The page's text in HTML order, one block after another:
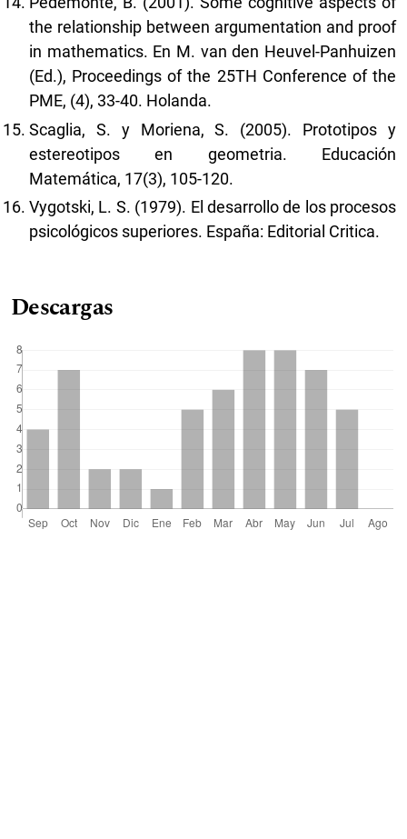
the relationship between argumentation and proof
in mathematics. En M. van den Heuvel-Panhuizen
(Ed.), Proceedings of the 25TH Conference of the
PME, (4), 33-40. Holanda.
Scaglia, S. y Moriena, S. (2005). Prototipos y
estereotipos en geometria. Educación
Matemática, 17(3), 105-120.
Vygotski, L. S. (1979). El desarrollo de los procesos
psicológicos superiores. España: Editorial Critica.
Descargas